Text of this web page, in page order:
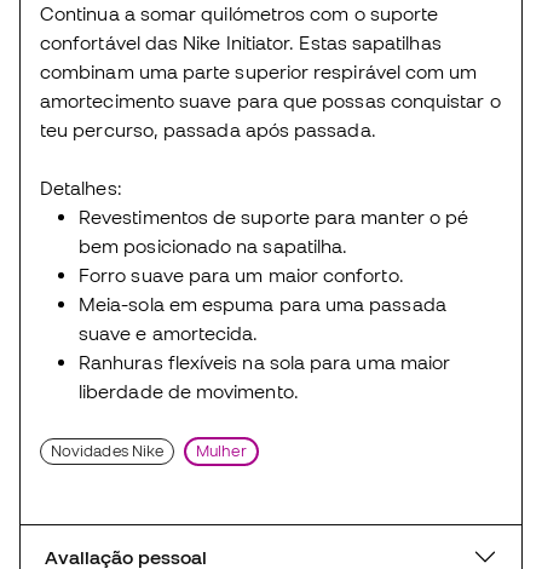
Continua a somar quilómetros com o suporte
confortável das Nike Initiator. Estas sapatilhas
combinam uma parte superior respirável com um
amortecimento suave para que possas conquistar o
teu percurso, passada após passada.
Detalhes:
Revestimentos de suporte para manter o pé
bem posicionado na sapatilha.
Forro suave para um maior conforto.
Meia-sola em espuma para uma passada
suave e amortecida.
Ranhuras flexíveis na sola para uma maior
liberdade de movimento.
Novidades Nike Mulher
Avaliação pessoal